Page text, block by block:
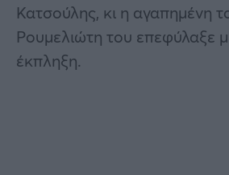
Κατσούλης, κι η αγαπημένη
Ρουμελιώτη του επεφύλαξε
έκπληξη.